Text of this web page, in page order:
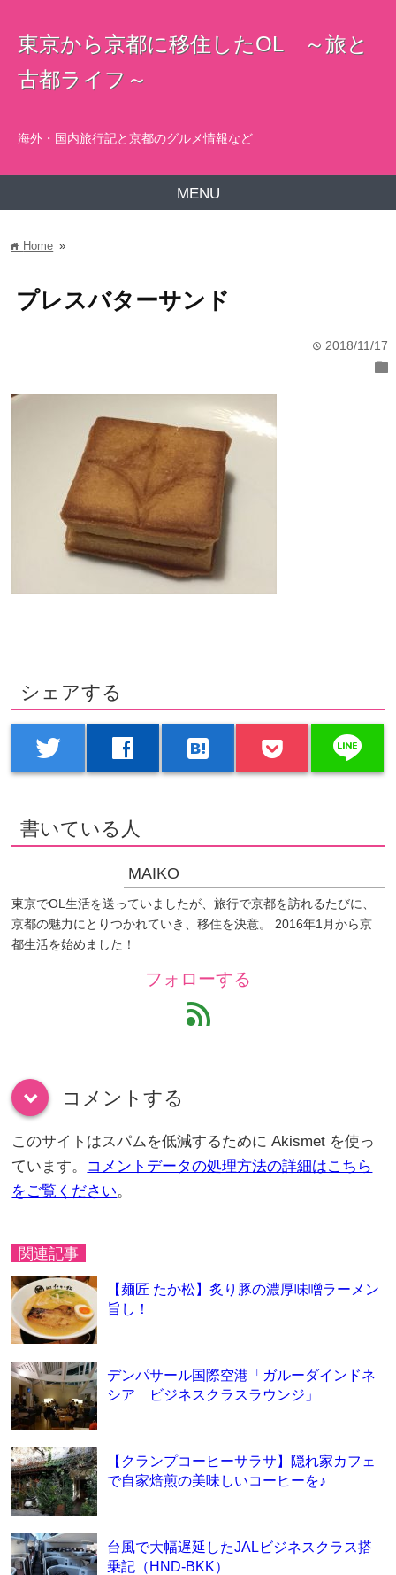
東京から京都に移住したOL ～旅と
古都ライフ～
海外・国内旅行記と京都のグルメ情報など
MENU
home Home »
プレスバターサンド
time 2018/11/17
folder
シェアする
twitter facebook hatenabookmark line
書いている人
MAIKO
東京でOL生活を送っていましたが、旅行で京都を訪れるたびに、
京都の魅力にとりつかれていき、移住を決意。 2016年1月から京
都生活を始めました！
フォローする
feed
down コメントする
このサイトはスパムを低減するために Akismet を使っ
ています。 コメントデータの処理方法の詳細はこちら
をご覧ください。
関連記事
【麺匠 たか松】炙り豚の濃厚味噌ラーメン
旨し！
デンパサール国際空港「ガルーダインドネ
シア ビジネスクラスラウンジ」
【クランプコーヒーサラサ】隠れ家カフェ
で自家焙煎の美味しいコーヒーを♪
台風で大幅遅延したJALビジネスクラス搭
乗記（HND-BKK）